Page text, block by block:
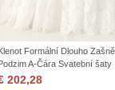
Formální Dlouho
A-Čára Svatební šaty
202,28